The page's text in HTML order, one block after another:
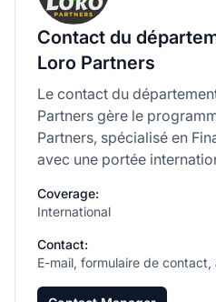
Contact du
Loro Partners
Le contact du
Partners gère le
Partners, spécialisé en
avec une portée
Coverage:
International
Contact:
E-mail, formulaire de